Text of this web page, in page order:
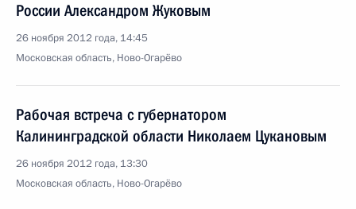
России Александром Жуковым
26 ноября 2012 года, 14:45
Московская область, Ново-Огарёво
Рабочая встреча с губернатором
Калининградской области Николаем Цукановым
26 ноября 2012 года, 13:30
Московская область, Ново-Огарёво